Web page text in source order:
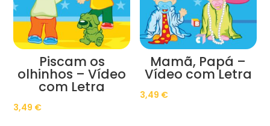
Piscam os
olhinhos – Vídeo
com Letra
3,49 €
Mamã, Papá –
Vídeo com Letra
3,49 €